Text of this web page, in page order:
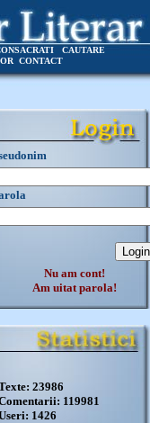
CAUTARE
CONTACT
Nu am cont!
Am uitat parola!
23986
119981
1426